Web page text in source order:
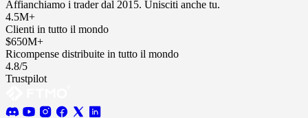
Affianchiamo i trader dal 2015. Unisciti anche tu.
4.5M+
Clienti in tutto il mondo
$650M+
Ricompense distribuite in tutto il mondo
4.8/5
Trustpilot